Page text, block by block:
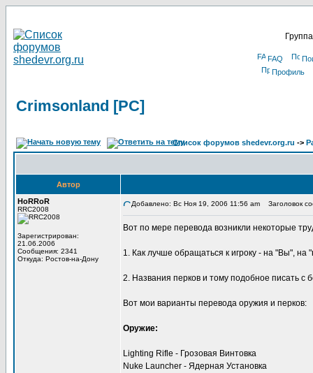
FAQ
Профиль
Crimsonland [PC]
Список форумов shedevr.org.ru ->
Автор
HoRRoR
RRC2008
Зарегистрирован:
21.06.2006
Сообщения: 2341
Откуда: Ростов-на-Дону
Добавлено: Вс Ноя 19, 2006 11:56 am Заголовок
Вот по мере перевода возникли некоторые
1. Как лучше обращаться к игроку - на "Вы", на
2. Названия перков и тому подобное писать с
Вот мои варианты перевода оружия и перков:
Оружие:
Lighting Rifle - Грозовая Винтовка
Nuke Launcher - Ядерная Установка